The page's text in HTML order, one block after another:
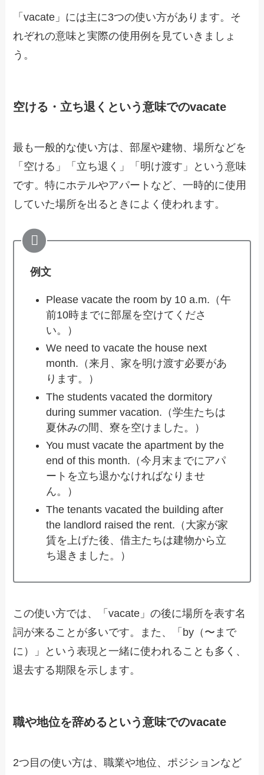
「vacate」には主に3つの使い方があります。そ
れぞれの意味と実際の使用例を見ていきましょ
う。
空ける・立ち退くという意味でのvacate
最も一般的な使い方は、部屋や建物、場所などを
「空ける」「立ち退く」「明け渡す」という意味
です。特にホテルやアパートなど、一時的に使用
していた場所を出るときによく使われます。
例文
Please vacate the room by 10 a.m.（午
前10時までに部屋を空けてくださ
い。）
We need to vacate the house next
month.（来月、家を明け渡す必要があ
ります。）
The students vacated the dormitory
during summer vacation.（学生たちは
夏休みの間、寮を空けました。）
You must vacate the apartment by the
end of this month.（今月末までにアパ
ートを立ち退かなければなりませ
ん。）
The tenants vacated the building after
the landlord raised the rent.（大家が家
賃を上げた後、借主たちは建物から立
ち退きました。）
この使い方では、「vacate」の後に場所を表す名
詞が来ることが多いです。また、「by（〜まで
に）」という表現と一緒に使われることも多く、
退去する期限を示します。
職や地位を辞めるという意味でのvacate
2つ目の使い方は、職業や地位、ポジションなど